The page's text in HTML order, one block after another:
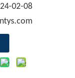
02-08